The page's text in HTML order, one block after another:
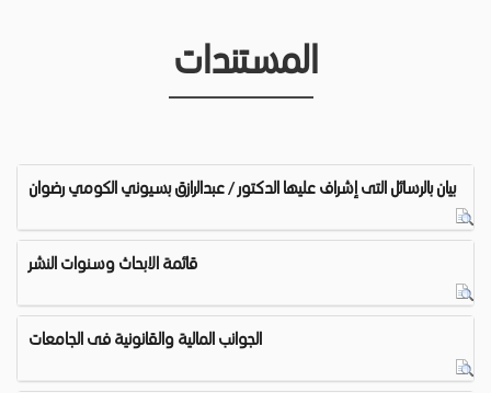
المستندات
بيان بالرسائل التى إشراف عليها الدكتور / عبدالرازق بسيوني الكومي رضوان
قائمة الابحاث وسنوات النشر
الجوانب المالية والقانونية فى الجامعات